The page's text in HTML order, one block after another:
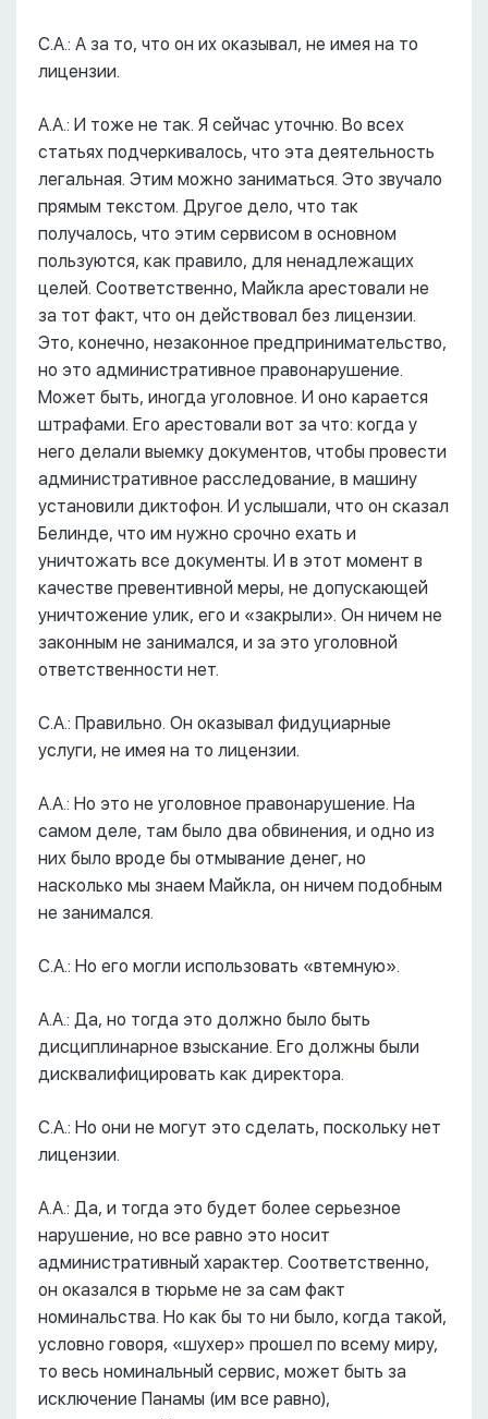
С.А.: А за то, что он их оказывал, не имея на то
лицензии.
А.А.: И тоже не так. Я сейчас уточню. Во всех
статьях подчеркивалось, что эта деятельность
легальная. Этим можно заниматься. Это звучало
прямым текстом. Другое дело, что так
получалось, что этим сервисом в основном
пользуются, как правило, для ненадлежащих
целей. Соответственно, Майкла арестовали не
за тот факт, что он действовал без лицензии.
Это, конечно, незаконное предпринимательство,
но это административное правонарушение.
Может быть, иногда уголовное. И оно карается
штрафами. Его арестовали вот за что: когда у
него делали выемку документов, чтобы провести
административное расследование, в машину
установили диктофон. И услышали, что он сказал
Белинде, что им нужно срочно ехать и
уничтожать все документы. И в этот момент в
качестве превентивной меры, не допускающей
уничтожение улик, его и «закрыли». Он ничем не
законным не занимался, и за это уголовной
ответственности нет.
С.А.: Правильно. Он оказывал фидуциарные
услуги, не имея на то лицензии.
А.А.: Но это не уголовное правонарушение. На
самом деле, там было два обвинения, и одно из
них было вроде бы отмывание денег, но
насколько мы знаем Майкла, он ничем подобным
не занимался.
С.А.: Но его могли использовать «втемную».
А.А.: Да, но тогда это должно было быть
дисциплинарное взыскание. Его должны были
дисквалифицировать как директора.
С.А.: Но они не могут это сделать, поскольку нет
лицензии.
А.А.: Да, и тогда это будет более серьезное
нарушение, но все равно это носит
административный характер. Соответственно,
он оказался в тюрьме не за сам факт
номинальства. Но как бы то ни было, когда такой,
условно говоря, «шухер» прошел по всему миру,
то весь номинальный сервис, может быть за
исключение Панамы (им все равно),